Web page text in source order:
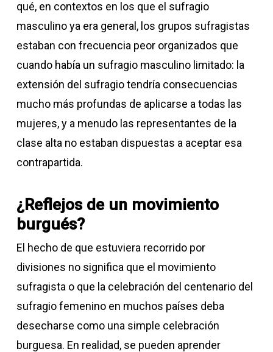
qué, en contextos en los que el sufragio
masculino ya era general, los grupos sufragistas
estaban con frecuencia peor organizados que
cuando había un sufragio masculino limitado: la
extensión del sufragio tendría consecuencias
mucho más profundas de aplicarse a todas las
mujeres, y a menudo las representantes de la
clase alta no estaban dispuestas a aceptar esa
contrapartida.
¿Reflejos de un movimiento
burgués?
El hecho de que estuviera recorrido por
divisiones no significa que el movimiento
sufragista o que la celebración del centenario del
sufragio femenino en muchos países deba
desecharse como una simple celebración
burguesa. En realidad, se pueden aprender